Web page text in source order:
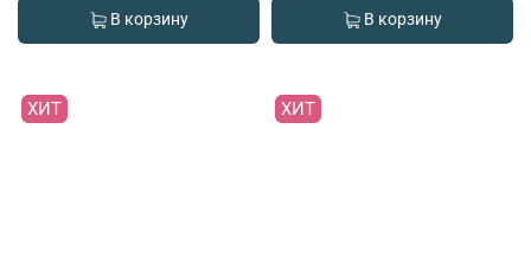
В корзину В корзину
ХИТ ХИТ